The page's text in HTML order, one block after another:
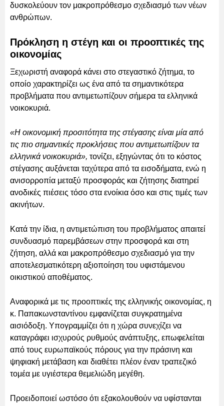
δυσκολεύουν τον μακροπρόθεσμο σχεδιασμό των νέων
ανθρώπων.
Πρόκληση η στέγη και οι προοπτικές της
οικονομίας
Ξεχωριστή αναφορά κάνει στο στεγαστικό ζήτημα, το
οποίο χαρακτηρίζει ως ένα από τα σημαντικότερα
προβλήματα που αντιμετωπίζουν σήμερα τα ελληνικά
νοικοκυριά.
«Η οικονομική προσιτότητα της στέγασης είναι μία από
τις πιο σημαντικές προκλήσεις που αντιμετωπίζουν τα
ελληνικά νοικοκυριά», τονίζει, εξηγώντας ότι το κόστος
στέγασης αυξάνεται ταχύτερα από τα εισοδήματα, ενώ η
ανισορροπία μεταξύ προσφοράς και ζήτησης διατηρεί
ανοδικές πιέσεις τόσο στα ενοίκια όσο και στις τιμές των
ακινήτων.
Κατά την ίδια, η αντιμετώπιση του προβλήματος απαιτεί
συνδυασμό παρεμβάσεων στην προσφορά και στη
ζήτηση, αλλά και μακροπρόθεσμο σχεδιασμό για την
αποτελεσματικότερη αξιοποίηση του υφιστάμενου
οικιστικού αποθέματος.
Αναφορικά με τις προοπτικές της ελληνικής οικονομίας, η
κ. Παπακωνσταντίνου εμφανίζεται συγκρατημένα
αισιόδοξη. Υπογραμμίζει ότι η χώρα συνεχίζει να
καταγράφει ισχυρούς ρυθμούς ανάπτυξης, επωφελείται
από τους ευρωπαϊκούς πόρους για την πράσινη και
ψηφιακή μετάβαση και διαθέτει πλέον έναν τραπεζικό
τομέα με υγιέστερα θεμελιώδη μεγέθη.
Προειδοποιεί ωστόσο ότι εξακολουθούν να υφίστανται